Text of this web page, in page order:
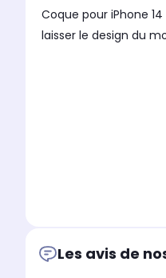
Coque pour iPhone
laisser le design du
Les avis de